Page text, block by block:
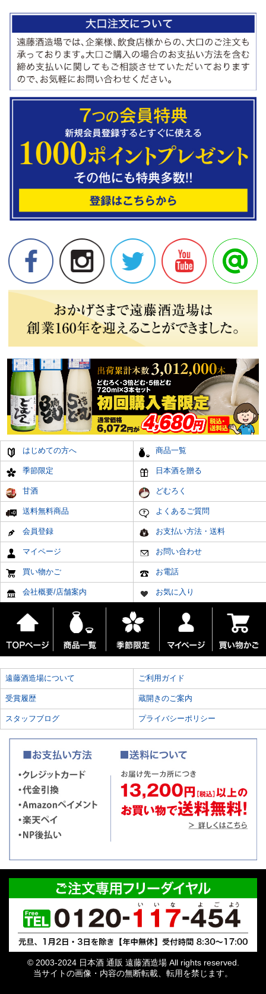
はじめての方へ 商品一覧
季節限定 日本酒を贈る
甘酒 どむろく
送料無料商品 よくあるご質問
会員登録 お支払い方法・送料
マイページ お問い合わせ
買い物かご お電話
会社概要/店舗案内 お気に入り
遠藤酒造場について ご利用ガイド
受賞履歴 蔵開きのご案内
スタッフブログ プライバシーポリシー
© 2003-2024 日本酒 通販 遠藤酒造場 All rights reserved.
当サイトの画像・内容の無断転載、転用を禁じます。